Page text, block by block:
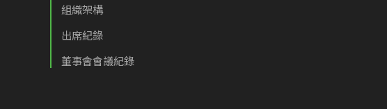
組織架構
出席紀錄
董事會會議紀錄